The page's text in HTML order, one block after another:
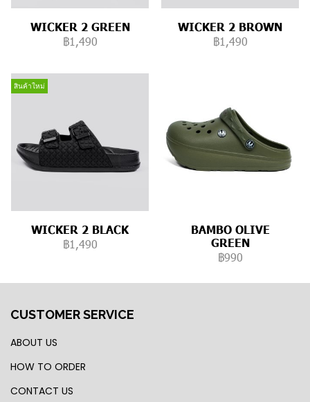
WICKER 2 GREEN
฿1,490
WICKER 2 BROWN
฿1,490
สินค้าใหม่
WICKER 2 BLACK
฿1,490
BAMBO OLIVE
GREEN
฿990
CUSTOMER SERVICE
ABOUT US
HOW TO ORDER
CONTACT US